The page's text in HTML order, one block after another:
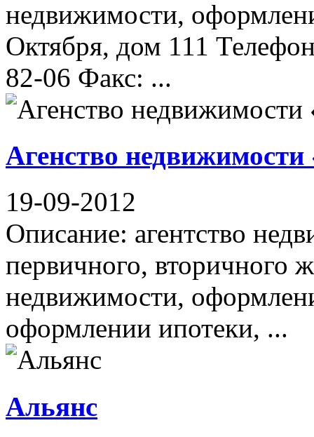
недвижимости,
Октября, дом 111
82-06 Факс: ...
Агенство
19-09-2012
Описание: агентство
первичного, вторичного
недвижимости,
оформлении ипотеки, ...
Альянс